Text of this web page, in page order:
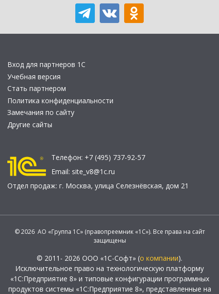
Вход для партнеров 1С
Учебная версия
Стать партнером
Политика конфиденциальности
Замечания по сайту
Другие сайты
Телефон: +7 (495) 737-92-57
Email: site_v8@1c.ru
Отдел продаж: г. Москва, улица Селезнёвская, дом 21
© 2026 АО «Группа 1С» (правопреемник «1С»). Все права на сайт
защищены
© 2011- 2026 ООО «1С-Софт» (о компании).
Исключительное право на технологическую платформу
«1С:Предприятие 8» и типовые конфигурации программных
продуктов системы «1С:Предприятие 8», представленные на